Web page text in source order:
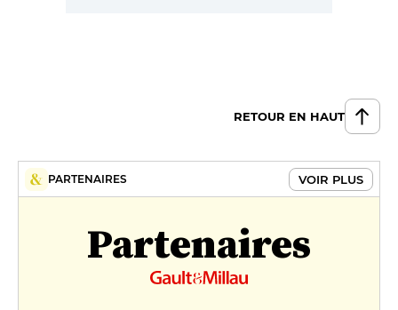
RETOUR EN HAUT
PARTENAIRES VOIR PLUS
Partenaires